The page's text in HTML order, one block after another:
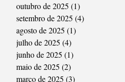
outubro de 2025 (1)
setembro de 2025 (4)
agosto de 2025 (1)
julho de 2025 (4)
junho de 2025 (1)
maio de 2025 (2)
março de 2025 (3)